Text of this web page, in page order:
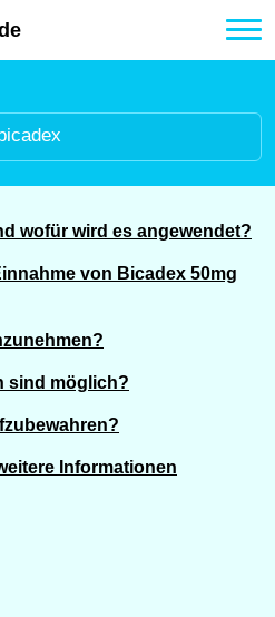
wofür wird es angewendet?
von Bicadex 50mg
sind möglich?
Informationen